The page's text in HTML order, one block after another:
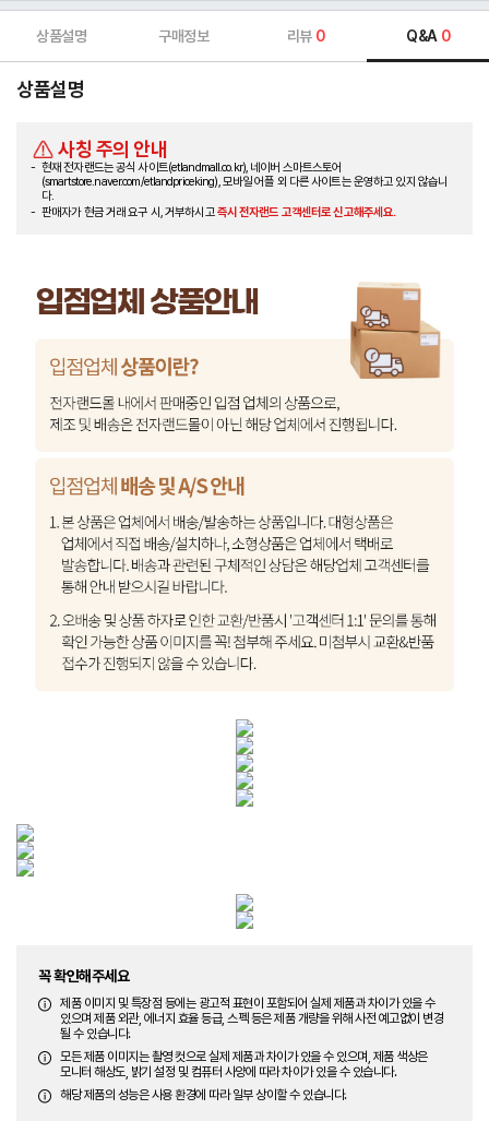
상품설명 구매정보 리뷰 0 Q&A 0
상품설명
사칭 주의 안내
현재 전자랜드는 공식 사이트(etlandmall.co.kr), 네이버 스마트스토어
(smartstore.naver.com/etlandpriceking), 모바일 어플 외 다른 사이트는 운영하고 있지 않습니
다.
판매자가 현금 거래 요구 시, 거부하시고즉시 전자랜드 고객센터로 신고해주세요.
꼭 확인해주세요
제품 이미지 및 특장점 등에는 광고적 표현이 포함되어 실제 제품과 차이가 있을 수
있으며 제품 외관, 에너지 효율 등급, 스펙 등은 제품 개량을 위해 사전 예고없이 변경
될 수 있습니다.
모든 제품 이미지는 촬영 컷으로 실제 제품과 차이가 있을 수 있으며, 제품 색상은
모니터 해상도, 밝기 설정 및 컴퓨터 사양에 따라 차이가 있을 수 있습니다.
해당 제품의 성능은 사용 환경에 따라 일부 상이할 수 있습니다.